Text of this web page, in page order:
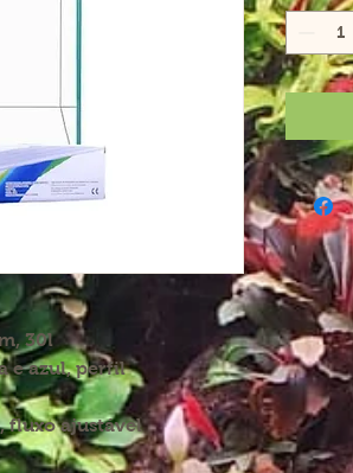
30l
e azul, perfil
fluxo ajustável